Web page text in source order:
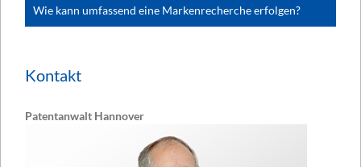
Wie kann umfassend eine Markenrecherche erfolgen?
Kontakt
Patentanwalt Hannover